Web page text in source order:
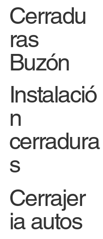
Cerradu
ras
Buzón
Instalació
n
cerradura
s
Cerrajer
ia autos